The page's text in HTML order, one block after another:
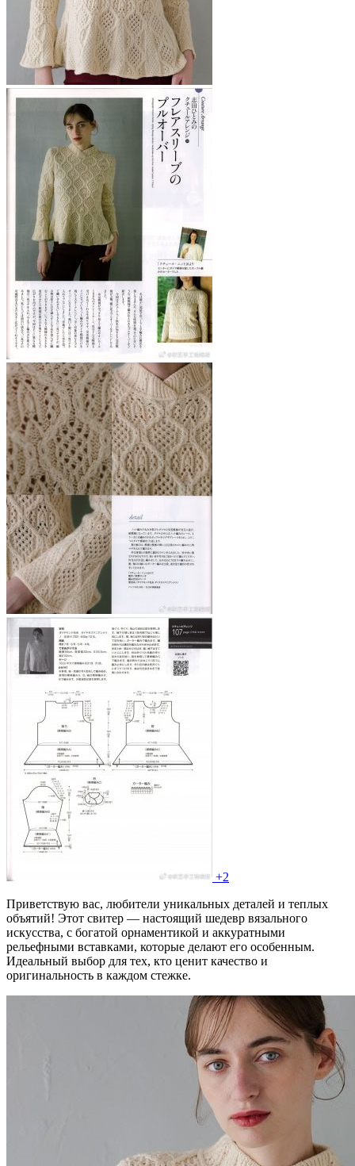
+2
Приветствую вас, любители уникальных деталей и теплых
объятий! Этот свитер — настоящий шедевр вязального
искусства, с богатой орнаментикой и аккуратными
рельефными вставками, которые делают его особенным.
Идеальный выбор для тех, кто ценит качество и
оригинальность в каждом стежке.